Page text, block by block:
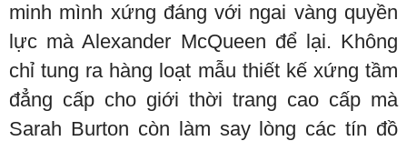
minh mình xứng đáng với ngai vàng quyền
lực mà Alexander McQueen để lại. Không
chỉ tung ra hàng loạt mẫu thiết kế xứng tầm
đẳng cấp cho giới thời trang cao cấp mà
Sarah Burton còn làm say lòng các tín đồ